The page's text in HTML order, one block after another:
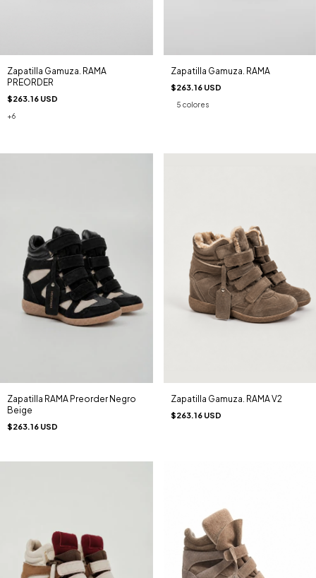
Zapatilla Gamuza. RAMA
PREORDER
$263.16 USD
+6
Zapatilla Gamuza. RAMA
$263.16 USD
5 colores
Zapatilla RAMA Preorder Negro
Beige
$263.16 USD
Zapatilla Gamuza. RAMA V2
$263.16 USD